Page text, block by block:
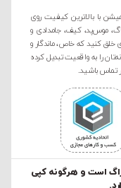
با بالاترین کیفیت روی
موس‌پد، کیف، جامدادی و
کنید که خاص، ماندگار و
را به واقعیت تبدیل کرده
تماس باشید.
است و هرگونه کپی